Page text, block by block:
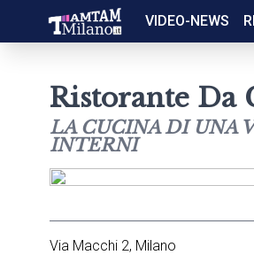
VIDEO-NEWS
Ristorante Da
LA CUCINA DI UNA
INTERNI
Via Macchi 2, Milano